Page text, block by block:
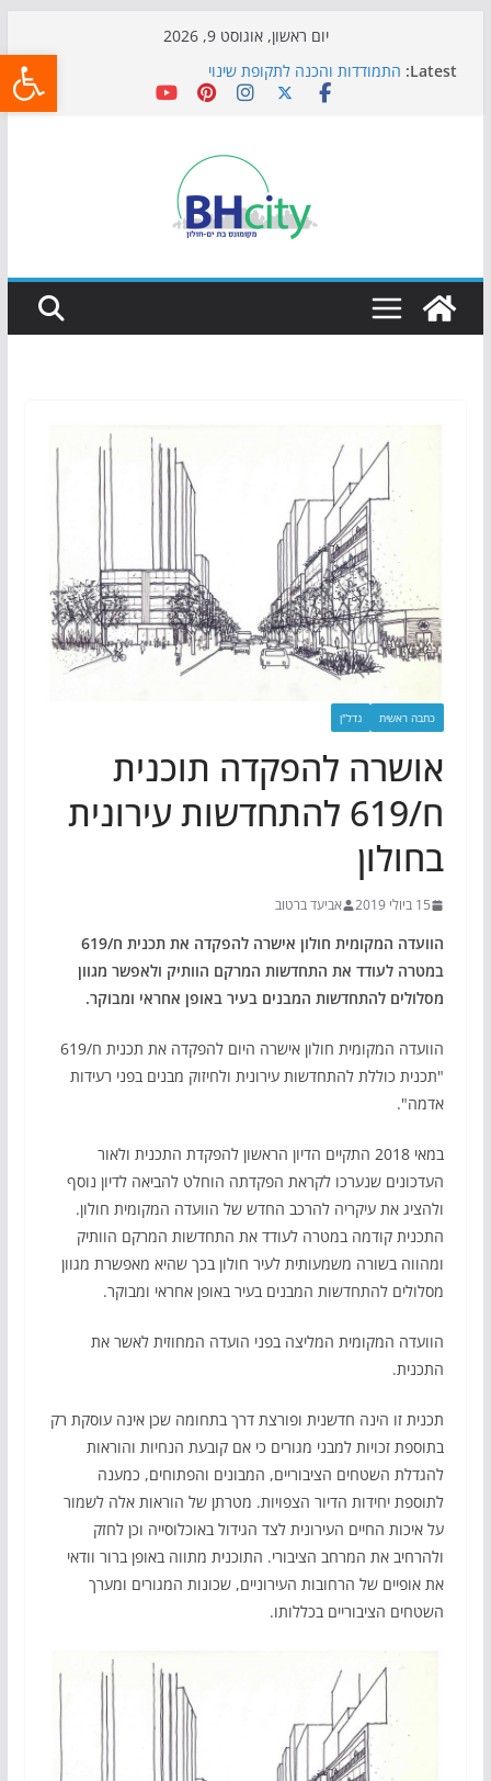
יום ראשון, אוגוסט 9, 2026
Latest: התמודדות והכנה לתקופת שינוי
אי ההרפתקאות ממשיך לכבוש את הגינות: מאות משפחות
כדורגל באווירה מיוחדת: הקרנת גמר המונדיאל בטרמינל
הקיץ של בני הנוער בבת־ים: חוף הריביירה הופך למרחב
בטוח בשעות הערב
כתבה ראשית נדל"ן
אושרה להפקדה תוכנית
ח/619 להתחדשות עירונית
בחולון
15 ביולי 2019 אביעד ברטוב
הוועדה המקומית חולון אישרה להפקדה את תכנית ח/619
במטרה לעודד את התחדשות המרקם הוותיק ולאפשר מגוון
מסלולים להתחדשות המבנים בעיר באופן אחראי ומבוקר.
הוועדה המקומית חולון אישרה היום להפקדה את תכנית ח/619
"תכנית כוללת להתחדשות עירונית ולחיזוק מבנים בפני רעידות
אדמה".
במאי 2018 התקיים הדיון הראשון להפקדת התכנית ולאור
העדכונים שנערכו לקראת הפקדתה הוחלט להביאה לדיון נוסף
ולהציג את עיקריה להרכב החדש של הוועדה המקומית חולון.
התכנית קודמה במטרה לעודד את התחדשות המרקם הוותיק
ומהווה בשורה משמעותית לעיר חולון בכך שהיא מאפשרת מגוון
מסלולים להתחדשות המבנים בעיר באופן אחראי ומבוקר.
הוועדה המקומית המליצה בפני הועדה המחוזית לאשר את
התכנית.
תכנית זו הינה חדשנית ופורצת דרך בתחומה שכן אינה עוסקת רק
בתוספת זכויות למבני מגורים כי אם קובעת הנחיות והוראות
להגדלת השטחים הציבוריים, המבונים והפתוחים, כמענה
לתוספת יחידות הדיור הצפויות. מטרתן של הוראות אלה לשמור
על איכות החיים העירונית לצד הגידול באוכלוסייה וכן לחזק
ולהרחיב את המרחב הציבורי. התוכנית מתווה באופן ברור וודאי
את אופיים של הרחובות העירוניים, שכונות המגורים ומערך
השטחים הציבוריים בכללותו.